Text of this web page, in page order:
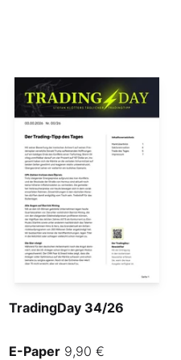
TradingDay 34/26
E-Paper 9,90 €